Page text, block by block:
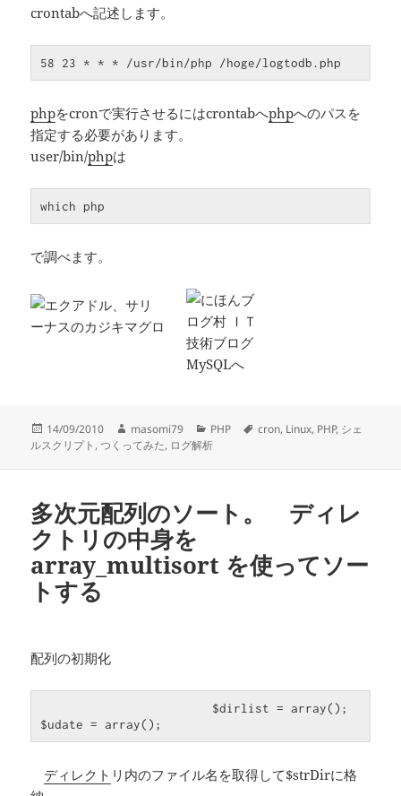
crontabへ記述します。
58 23 * * * /usr/bin/php /hoge/logtodb.php
phpをcronで実行させるにはcrontabへphpへのパスを
指定する必要があります。
user/bin/phpは
which php
で調べます。
投
稿
14/09/2010
作
成
masomi79
カ
テ
PHP
タ
cron, Linux, PHP, シェ
ルスクリプト ,つくってみた, ログ解析
多次元配列のソート。 ディレ
クトリの中身を
array_multisort を使ってソー
トする
配列の初期化
                        $dirlist = array();
$udate = array();
ディレクト リ内のファイル名を取得して$strDirに格